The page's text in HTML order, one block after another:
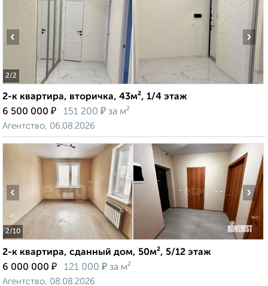
2/2
‹ ›
2-к квартира, вторичка, 43м², 1/4 этаж
6 500 000 ₽ 151 200 ₽ за м²
Агентство, 06.08.2026
2/10
‹ ›
2-к квартира, сданный дом, 50м², 5/12 этаж
6 000 000 ₽ 121 000 ₽ за м²
Агентство, 08.08.2026